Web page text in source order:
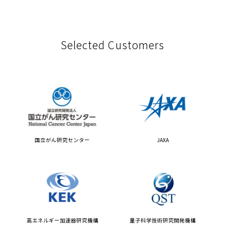
Selected Customers
国立がん研究センター JAXA
高エネルギー加速器研究機構 量子科学技術研究開発機構